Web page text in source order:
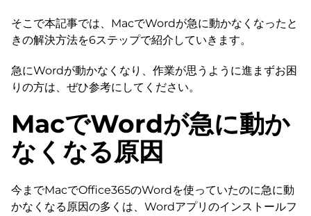
そこで本記事では、MacでWordが急に動かなくなったと
きの解決方法を6ステップで紹介していきます。
急にWordが動かなくなり、作業が思うように進まずお困
りの方は、ぜひ参考にしてください。
MacでWordが急に動か
なくなる原因
今までMacでOffice365のWordを使っていたのに急に動
かなくなる原因の多くは、Wordアプリのインストールフ